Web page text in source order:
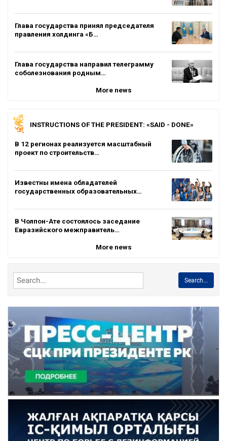
Глава государства принял председателя
правления холдинга «Б…
Глава государства направил телеграмму
соболезнования родным…
More news
INSTRUCTIONS OF THE PRESIDENT: «SAID - DONE»
В 12 регионах реализуется масштабный
проект по строительств…
Известны имена обладателей
государственных образовательных…
В Чолпон-Ате состоялось заседание
Евразийского межправитель…
More news
Search...